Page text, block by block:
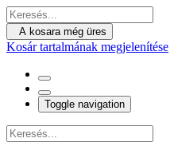
A kosara még üres
Kosár tartalmának megjelenítése
Toggle navigation